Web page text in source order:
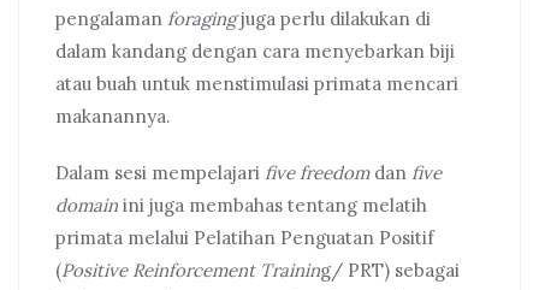
pengalaman foragingjuga perlu dilakukan di
dalam kandang dengan cara menyebarkan biji
atau buah untuk menstimulasi primata mencari
makanannya.
Dalam sesi mempelajari five freedom dan five
domain ini juga membahas tentang melatih
primata melalui Pelatihan Penguatan Positif
(Positive Reinforcement Training/ PRT) sebagai